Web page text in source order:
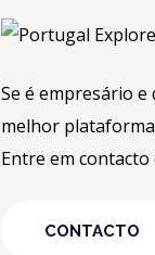
Se é empresário
melhor
Entre em contacto
CONTACTO